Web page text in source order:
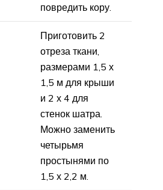
повредить кору.
Приготовить 2
отреза ткани,
размерами 1,5 х
1,5 м для крыши
и 2 х 4 для
стенок шатра.
Можно заменить
четырьмя
простынями по
1,5 х 2,2 м.